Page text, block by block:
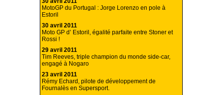
MotoGP du Portugal : Jorge Lorenzo en pole à
Estoril
30 avril 2011
Moto GP d’ Estoril, égalité parfaite entre Stoner et
Rossi !
29 avril 2011
Tim Reeves, triple champion du monde side-car,
engagé à Nogaro
23 avril 2011
Rémy Echard, pilote de développement de
Fournalès en Supersport.